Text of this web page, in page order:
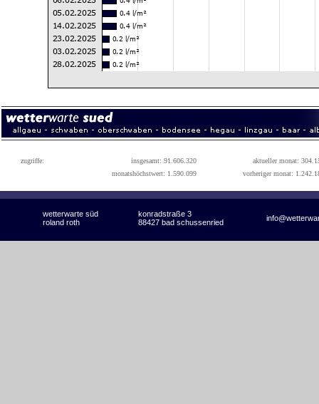
zugriffe: insgesamt: 91.606.320
aktueller monat:
monatshöchstwert: 1.590.099
vorheriger monat:
wetterwarte süd konradstraße 3
roland roth 88427 bad schussenried